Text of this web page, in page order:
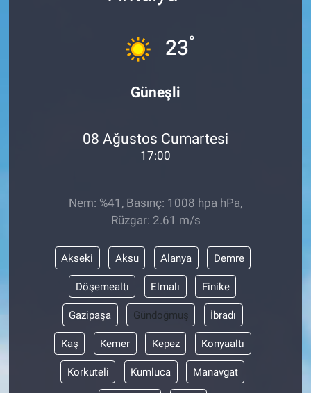
23°
Güneşli
08 Ağustos Cumartesi
17:00
Nem: %41, Basınç: 1008 hpa hPa,
Rüzgar: 2.61 m/s
Akseki Aksu Alanya Demre
Döşemealtı Elmalı Finike
Gazipaşa Gündoğmuş İbradı
Kaş Kemer Kepez Konyaaltı
Korkuteli Kumluca Manavgat